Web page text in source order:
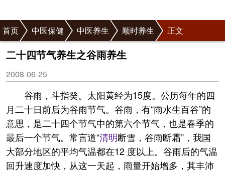
首页 中医保健 中医养生 顺时养生 正文
二十四节气养生之谷雨养生
2008-06-25
谷雨，斗指癸。太阳黄经为15度。公历每年的四
月二十日前后为谷雨节气。谷雨，有“雨水生百谷”的
意思，是二十四个节气中的第六个节气，也是春季的
最后一个节气。常言道“清明断雪，谷雨断霜”，我国
大部分地区的平均气温都在12 度以上。谷雨后的气温
回升速度加快，从这一天起，雨量开始增多，其丰沛